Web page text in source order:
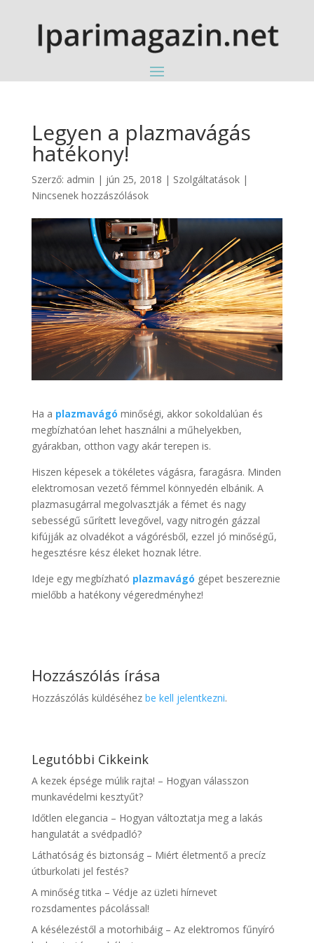
Legyen a plazmavágás
hatékony!
Szerző: admin | jún 25, 2018 | Szolgáltatások|
Nincsenek hozzászólások
Ha a plazmavágó minőségi, akkor sokoldalúan és
megbízhatóan lehet használni a műhelyekben,
gyárakban, otthon vagy akár terepen is.
Hiszen képesek a tökéletes vágásra, faragásra. Minden
elektromosan vezető fémmel könnyedén elbánik. A
plazmasugárral megolvasztják a fémet és nagy
sebességű sűrített levegővel, vagy nitrogén gázzal
kifújják az olvadékot a vágórésből, ezzel jó minőségű,
hegesztésre kész éleket hoznak létre.
Ideje egy megbízható plazmavágó gépet beszereznie
mielőbb a hatékony végeredményhez!
Hozzászólás írása
Hozzászólás küldéséhez be kell jelentkezni.
Legutóbbi Cikkeink
A kezek épsége múlik rajta! – Hogyan válasszon
munkavédelmi kesztyűt?
Időtlen elegancia – Hogyan változtatja meg a lakás
hangulatát a svédpadló?
Láthatóság és biztonság – Miért életmentő a precíz
útburkolati jel festés?
A minőség titka – Védje az üzleti hírnevet
rozsdamentes pácolással!
A késélezéstől a motorhibáig – Az elektromos fűnyíró